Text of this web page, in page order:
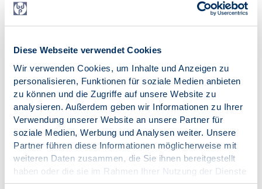
Diese Webseite verwendet Cookies
Wir verwenden Cookies, um Inhalte und Anzeigen zu
personalisieren, Funktionen für soziale Medien anbieten
zu können und die Zugriffe auf unsere Website zu
analysieren. Außerdem geben wir Informationen zu Ihrer
Verwendung unserer Website an unsere Partner für
soziale Medien, Werbung und Analysen weiter. Unsere
Partner führen diese Informationen möglicherweise mit
weiteren Daten zusammen, die Sie ihnen bereitgestellt
haben oder die sie im Rahmen Ihrer Nutzung der Dienste
gesammelt haben.
Kategorien:
Pressemitteilung
Schlagworte:
VPP
Psychotherapie
Zur Übersicht